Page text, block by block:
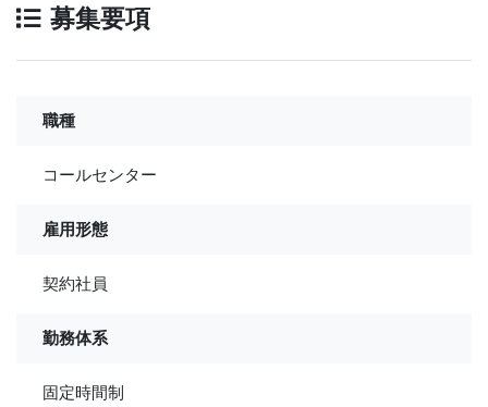
募集要項
職種
コールセンター
雇用形態
契約社員
勤務体系
固定時間制